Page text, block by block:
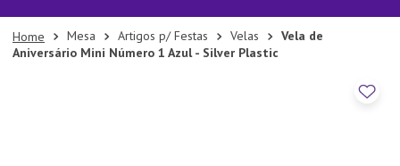
Mesa Artigos p/ Festas Velas
Vela de
Aniversário Mini Número 1 Azul - Silver Plastic
Termos mais buscados
1º
Pratos